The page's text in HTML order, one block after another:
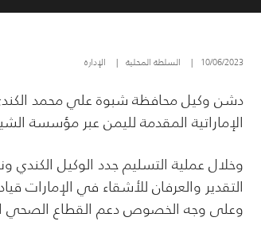
10/06/2023
| السلطة المحلية | الإدارة
دشن وكيل محافظة شبوة علي محمد
الإماراتية المقدمة لليمن عبر مؤسسة
وخلال عملية التسليم جدد الوكيل الكندي
التقدير والعرفان للأشقاء في
وعلى وجه الخصوص دعم القطاع الصحي